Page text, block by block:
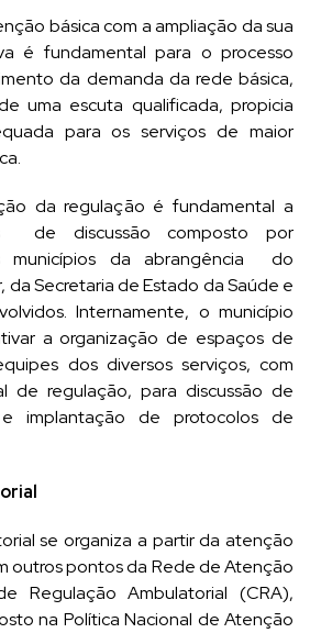
básica com a ampliação da sua
é fundamental para o processo
da demanda da rede básica,
uma escuta qualificada, propicia
para os serviços de maior
da regulação é fundamental a
de discussão composto por
municípios da abrangência do
da Secretaria de Estado da Saúde e
Internamente, o município
a organização de espaços de
dos diversos serviços, com
de regulação, para discussão de
implantação de protocolos de
se organiza a partir da atenção
outros pontos da Rede de Atenção
Regulação Ambulatorial (CRA),
na Política Nacional de Atenção